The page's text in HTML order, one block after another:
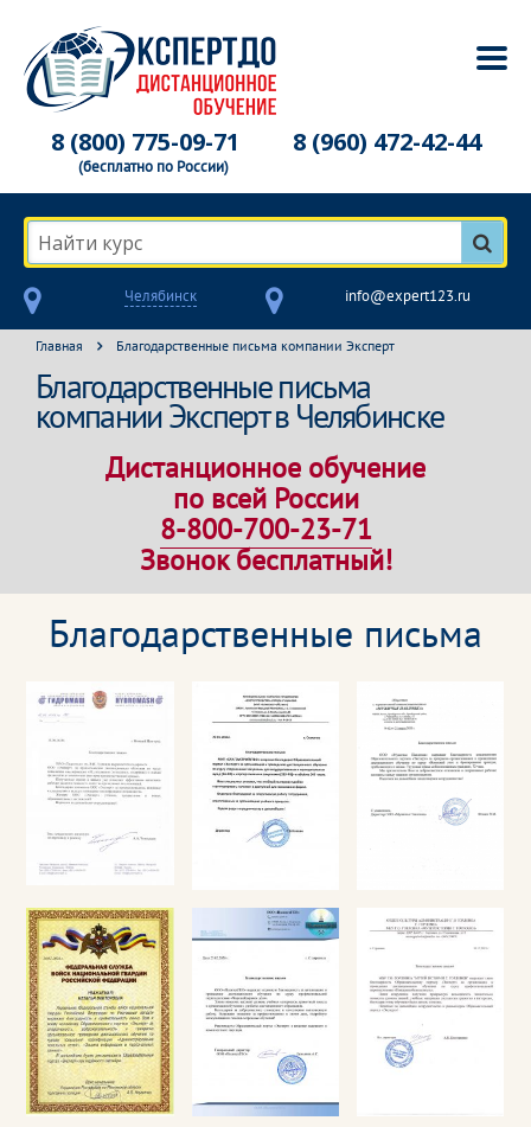
8 (800) 775-09-71
(бесплатно по России)
8 (960) 472-42-44
Найти курс
Челябинск info@expert123.ru
Главная Благодарственные письма компании Эксперт
Благодарственные письма
компании Эксперт в Челябинске
Дистанционное обучение
по всей России
8-800-700-23-71
Звонок бесплатный!
Благодарственные письма